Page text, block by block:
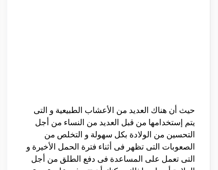
حيث أن هناك العديد من الأعشاب الطبيعية و التى
يتم إستخدامها من قبل العديد من النساء من أجل
التحسين من الولادة بكل سهولة و التخلص من
الصعوبات التى تظهر فى أثناء فترة الحمل الأخيرة و
التى تعمل على المساعدة فى دفع الطلق من أجل